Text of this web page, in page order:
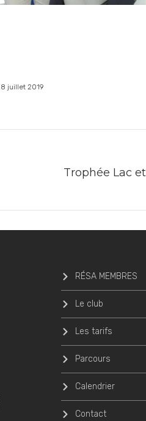
8 juillet 2019
Trophée Lac
RÉSA MEMBRES
Le club
Les tarifs
Parcours
Calendrier
Contact